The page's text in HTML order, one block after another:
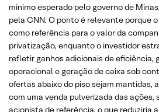
mínimo esperado pelo governo de
pela CNN. O ponto é relevante porque
como referência para o valor da
privatização, enquanto o investidor
refletir ganhos adicionais de eficiência,
operacional e geração de caixa sob
ofertas abaixo do piso sejam mantidas,
com uma venda pulverizada das ações,
acionista de referência, o que reduziria